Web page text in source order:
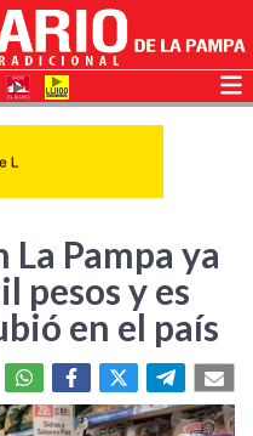
Pampa ya
pesos y es
en el país